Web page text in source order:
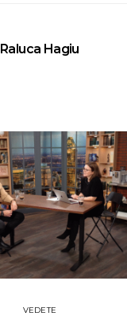
Raluca Hagiu
VEDETE